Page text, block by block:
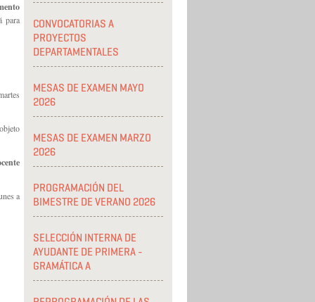
CONVOCATORIAS A
PROYECTOS
DEPARTAMENTALES
MESAS DE EXAMEN MAYO
2026
MESAS DE EXAMEN MARZO
2026
PROGRAMACIÓN DEL
BIMESTRE DE VERANO 2026
SELECCIÓN INTERNA DE
AYUDANTE DE PRIMERA -
GRAMÁTICA A
para
a